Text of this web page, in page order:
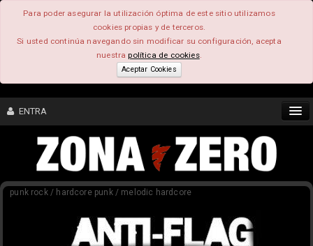
Para poder asegurar la utilización óptima de este sitio utilizamos
cookies propias y de terceros.
Si usted continúa navegando sin modificar su configuración, acepta
nuestrapolítica de cookies.
Aceptar Cookies
ENTRA
CONTENIDO
COMUNIDAD
FEEEDBACK
punk rock / hardcore punk / melodic hardcore